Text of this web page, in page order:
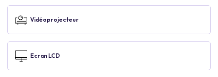
Vidéoprojecteur
Ecran LCD